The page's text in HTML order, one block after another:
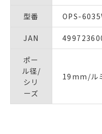
型番 OPS-
JAN
ポー
ル径/
シリ
ーズ
19mm/ル